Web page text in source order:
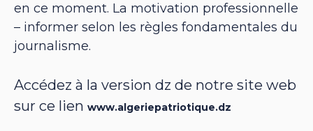
en ce moment. La motivation professionnelle
– informer selon les règles fondamentales du
journalisme.
Accédez à la version dz de notre site web
sur ce lien www.algeriepatriotique.dz